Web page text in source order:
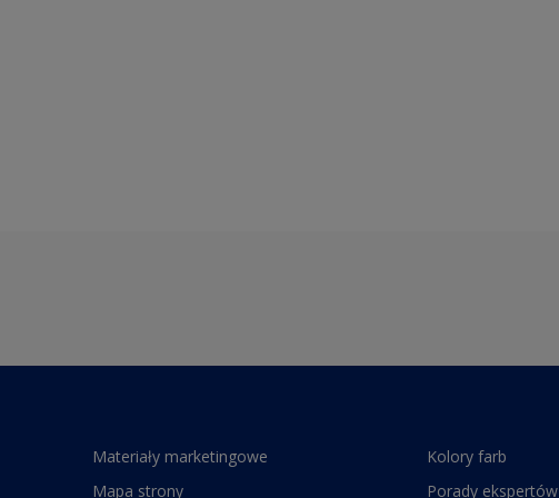
Materiały marketingowe
Mapa strony
Kolory farb
Porady ekspertów